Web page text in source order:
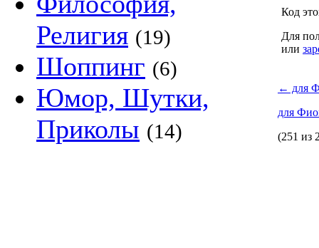
Религия (19)
Шоппинг (6)
Юмор, Шутки,
Приколы (14)
Код
Для
или
← для
для
(251 из